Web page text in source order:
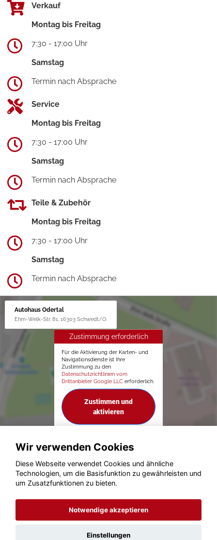
Verkauf
Montag bis Freitag
7:30 - 17:00 Uhr
Samstag
Termin nach Absprache
Service
Montag bis Freitag
7:30 - 17:00 Uhr
Samstag
Termin nach Absprache
Teile & Zubehör
Montag bis Freitag
7:30 - 17:00 Uhr
Samstag
Termin nach Absprache
Autohaus Odertal
Ehm-Welk-Str. 81, 16303 Schwedt/O.
Zustimmung erforderlich
Für die Aktivierung der Karten- und
Navigationsdienste ist Ihre
Zustimmung zu den
Datenschutzrichtlinien vom
Drittanbieter Google LLC erforderlich.
Zustimmen und
aktivieren
© konjunkturmotor.de GmbH 2020 - 2026
Wir verwenden Cookies
Diese Webseite verwendet Cookies und ähnliche
Technologien, um die Basisfunktion zu gewährleisten und
um Zusatzfunktionen zu bieten.
Notwendige akzeptieren
Einstellungen